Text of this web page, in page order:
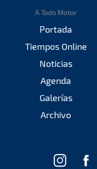
A Todo Motor
Portada
Tiempos Online
Noticias
Agenda
Galerías
Archivo